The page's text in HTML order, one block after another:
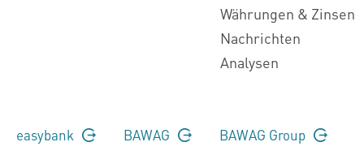
Währungen & Zinsen
Nachrichten
Analysen
easybank BAWAG BAWAG Group